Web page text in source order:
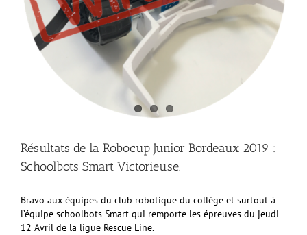
Résultats de la Robocup Junior Bordeaux 2019 :
Schoolbots Smart Victorieuse.
Bravo aux équipes du club robotique du collège et surtout à
l’équipe schoolbots Smart qui remporte les épreuves du jeudi
12 Avril de la ligue Rescue Line.